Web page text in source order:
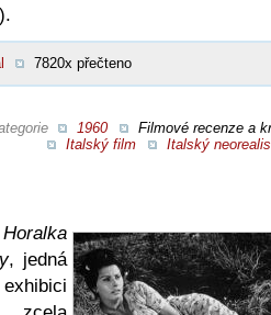
).
7820x přečteno
1960
Filmové recenze a
Italský film
Italský
Horalka
, jedná